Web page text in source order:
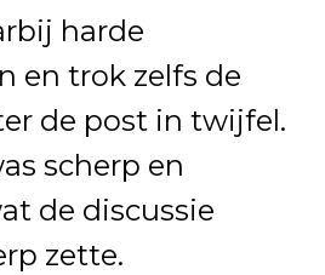
harde
en trok zelfs de
de post in twijfel.
scherp en
de discussie
zette.